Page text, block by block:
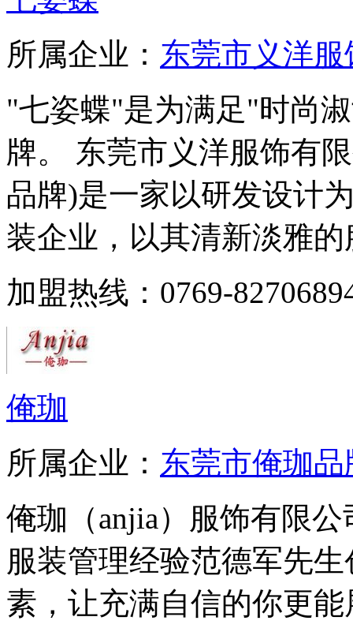
所属企业： 东莞市义洋
"七姿蝶"是为满足"时尚
牌。 东莞市义洋服饰有
品牌)是一家以研发设计
装企业，以其清新淡雅的
加盟热线：0769-
俺珈
所属企业： 东莞市俺珈
俺珈（anjia）服饰有限
服装管理经验范德军先
素，让充满自信的你更